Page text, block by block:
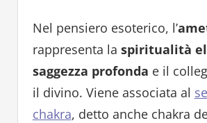
Nel pensiero esoterico, l’
rappresenta la spiritualità
saggezza profonda e il
il divino. Viene associata al
chakra, detto anche chakra